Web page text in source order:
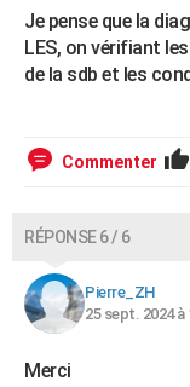
Je pense que la
LES, on vérifiant
de la sdb et les
Commenter
RÉPONSE 6 / 6
Pierre_ZH
25 sept. 2024 à
Merci